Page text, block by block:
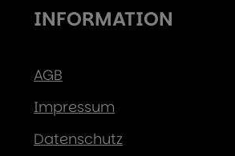
INFORMATION
AGB
Impressum
Datenschutz